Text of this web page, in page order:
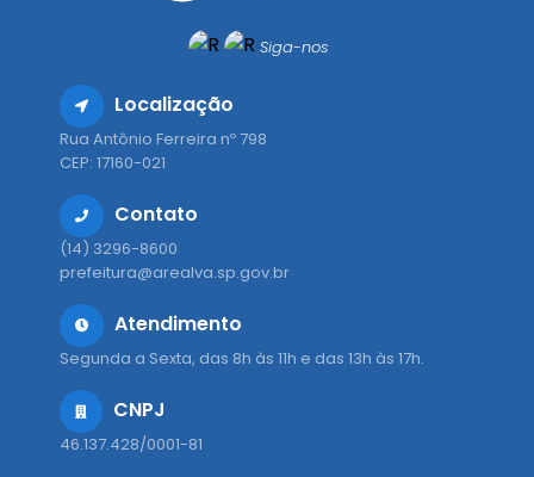
Siga-nos
Localização
Rua Antônio Ferreira nº 798
CEP: 17160-021
Contato
(14) 3296-8600
prefeitura@arealva.sp.gov.br
Atendimento
Segunda a Sexta, das 8h às 11h e das 13h às 17h.
CNPJ
46.137.428/0001-81